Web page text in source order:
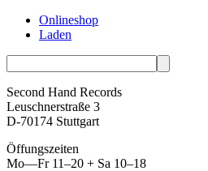
Onlineshop
Laden
Second Hand Records
Leuschnerstraße 3
D-70174 Stuttgart
Öffungszeiten
Mo—Fr 11–20 + Sa 10–18